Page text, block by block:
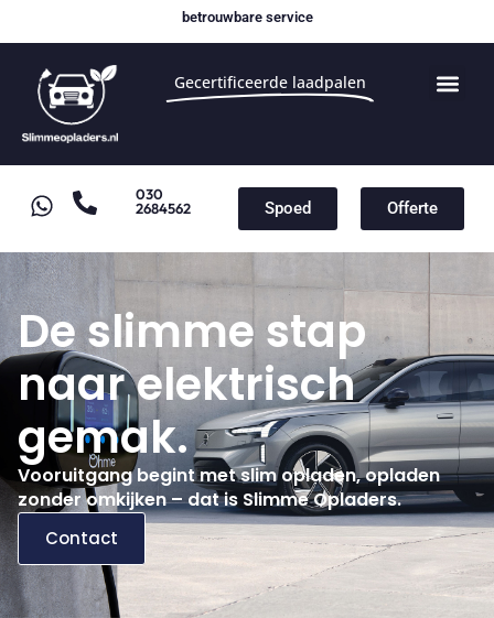
betrouwbare service
Gecertificeerde laadpalen
030
2684562
Spoed Offerte
De slimme stap
naar elektrisch
gemak.
Vooruitgang begint met slim opladen, opladen
zonder omkijken – dat is Slimme Opladers.
Contact